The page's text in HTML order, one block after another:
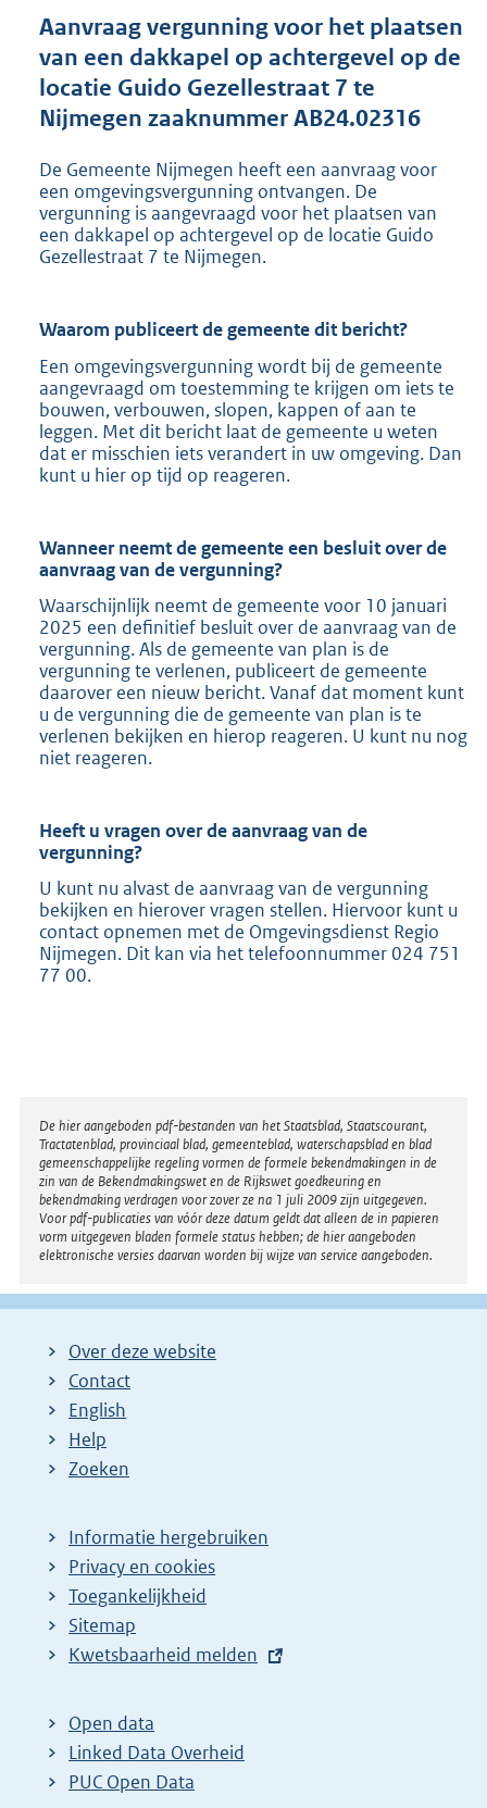
r
o
t
8
0
3
K
Aanvraag vergunning voor het plaatsen
van een dakkapel op achtergevel op de
locatie Guido Gezellestraat 7 te
Nijmegen zaaknummer AB24.02316
De Gemeente Nijmegen heeft een aanvraag voor
een omgevingsvergunning ontvangen. De
vergunning is aangevraagd voor het plaatsen van
een dakkapel op achtergevel op de locatie Guido
Gezellestraat 7 te Nijmegen.
Waarom publiceert de gemeente dit bericht?
Een omgevingsvergunning wordt bij de gemeente
aangevraagd om toestemming te krijgen om iets te
bouwen, verbouwen, slopen, kappen of aan te
leggen. Met dit bericht laat de gemeente u weten
dat er misschien iets verandert in uw omgeving. Dan
kunt u hier op tijd op reageren.
Wanneer neemt de gemeente een besluit over de
aanvraag van de vergunning?
Waarschijnlijk neemt de gemeente voor 10 januari
2025 een definitief besluit over de aanvraag van de
vergunning. Als de gemeente van plan is de
vergunning te verlenen, publiceert de gemeente
daarover een nieuw bericht. Vanaf dat moment kunt
u de vergunning die de gemeente van plan is te
verlenen bekijken en hierop reageren. U kunt nu nog
niet reageren.
Heeft u vragen over de aanvraag van de
vergunning?
U kunt nu alvast de aanvraag van de vergunning
bekijken en hierover vragen stellen. Hiervoor kunt u
contact opnemen met de Omgevingsdienst Regio
Nijmegen. Dit kan via het telefoonnummer 024 751
77 00.
Disclaimer
De hier aangeboden pdf-bestanden van het Staatsblad, Staatscourant,
Tractatenblad, provinciaal blad, gemeenteblad, waterschapsblad en blad
gemeenschappelijke regeling vormen de formele bekendmakingen in de
zin van de Bekendmakingswet en de Rijkswet goedkeuring en
bekendmaking verdragen voor zover ze na 1 juli 2009 zijn uitgegeven.
Voor pdf-publicaties van vóór deze datum geldt dat alleen de in papieren
vorm uitgegeven bladen formele status hebben; de hier aangeboden
elektronische versies daarvan worden bij wijze van service aangeboden.
Over deze website
Contact
English
Help
Zoeken
Informatie hergebruiken
Privacy en cookies
Toegankelijkheid
Sitemap
E
t
e
r
Kwetsbaarheid melden
Open data
Linked Data Overheid
PUC Open Data